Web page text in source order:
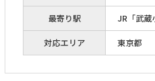
最寄り駅 JR「武蔵
対応エリア 東京都